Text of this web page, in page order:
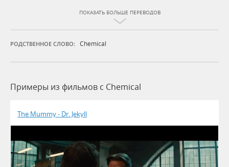
ПОКАЗАТЬ БОЛЬШЕ ПЕРЕВОДОВ
РОДСТВЕННОЕ СЛОВО: Chemical
Примеры из фильмов c Chemical
The Mummy - Dr. Jekyll